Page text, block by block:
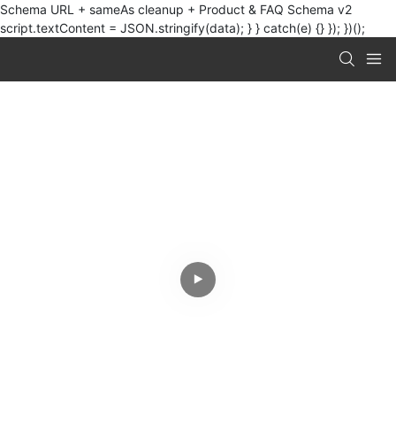
Schema URL + sameAs cleanup + Product & FAQ Schema v2
script.textContent = JSON.stringify(data); } } catch(e) {} }); })();